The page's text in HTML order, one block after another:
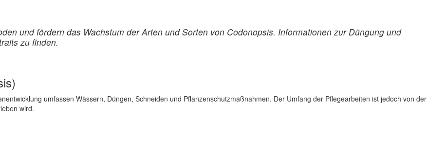
und fördern das Wachstum der Arten und Sorten von Codonopsis. Informationen zur Düngung und
zu finden.
umfassen Wässern, Düngen, Schneiden und Pflanzenschutzmaßnahmen. Der Umfang der Pflegearbeiten ist jedoch von der
wird.